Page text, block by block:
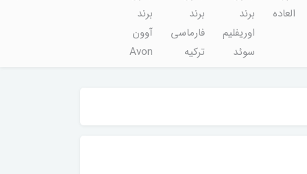
العاده
برند
اوریفلیم
سوئد
برند
فارماسی
ترکیه
برند
آوون
Avon